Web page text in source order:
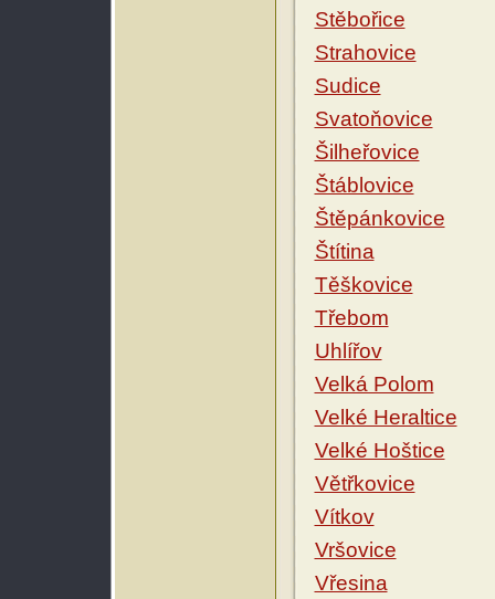
Stěbořice
Strahovice
Sudice
Svatoňovice
Šilheřovice
Štáblovice
Štěpánkovice
Štítina
Těškovice
Třebom
Uhlířov
Velká Polom
Velké Heraltice
Velké Hoštice
Větřkovice
Vítkov
Vršovice
Vřesina